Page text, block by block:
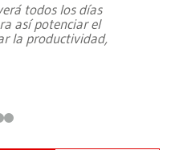
todos los días
así potenciar el
la productividad,